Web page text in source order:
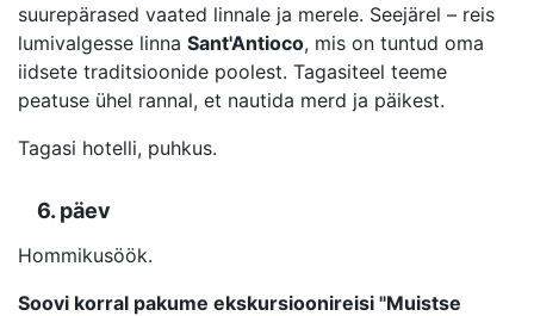
suurepärased vaated linnale ja merele. Seejärel – reis
lumivalgesse linna Sant'Antioco, mis on tuntud oma
iidsete traditsioonide poolest. Tagasiteel teeme
peatuse ühel rannal, et nautida merd ja päikest.
Tagasi hotelli, puhkus.
6. päev
Hommikusöök.
Soovi korral pakume ekskursioonireisi "Muistse